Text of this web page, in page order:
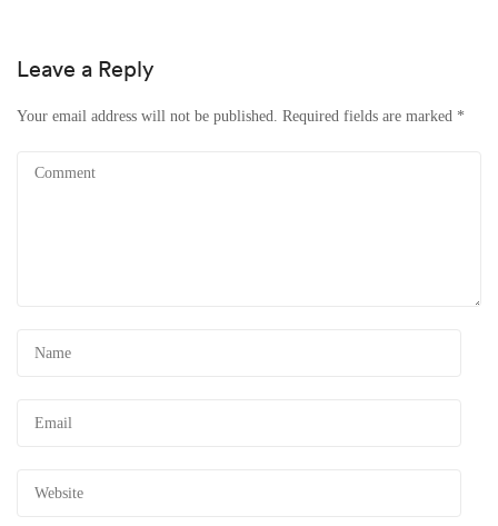
Leave a Reply
Your email address will not be published. Required fields are marked *